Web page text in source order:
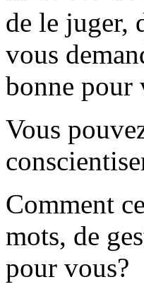
de le juger,
vous
bonne pour
Vous
Comment
mots, de
pour vous?